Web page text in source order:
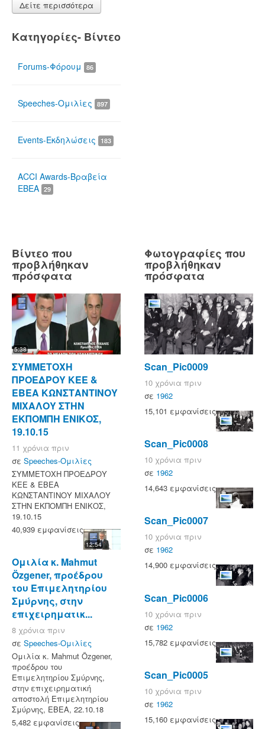
Δείτε περισσότερα
Κατηγορίες- Βίντεο
Forums-Φόρουμ 86
Speeches-Ομιλίες 897
Events-Εκδηλώσεις 183
ACCI Awards-Βραβεία
ΕΒΕΑ 29
Βίντεο που
προβλήθηκαν
πρόσφατα
5:38
ΣΥΜΜΕΤΟΧΗ
ΠΡΟΕΔΡΟΥ ΚΕΕ &
ΕΒΕΑ ΚΩΝΣΤΑΝΤΙΝΟΥ
ΜΙΧΑΛΟΥ ΣΤΗΝ
ΕΚΠΟΜΠΗ ΕΝΙΚΟΣ,
19.10.15
11 χρόνια πριν
σε Speeches-Ομιλίες
ΣΥΜΜΕΤΟΧΗ ΠΡΟΕΔΡΟΥ
ΚΕΕ & ΕΒΕΑ
ΚΩΝΣΤΑΝΤΙΝΟΥ ΜΙΧΑΛΟΥ
ΣΤΗΝ ΕΚΠΟΜΠΗ ΕΝΙΚΟΣ,
19.10.15
40,939 εμφανίσεις
12:54
Ομιλία κ. Mahmut
Özgener, προέδρου
του Επιμελητηρίου
Σμύρνης, στην
επιχειρηματικ...
8 χρόνια πριν
σε Speeches-Ομιλίες
Ομιλία κ. Mahmut Özgener,
προέδρου του
Επιμελητηρίου Σμύρνης,
στην επιχειρηματική
αποστολή Επιμελητηρίου
Σμύρνης, ΕΒΕΑ, 22.10.18
5,482 εμφανίσεις
Φωτογραφίες που
προβλήθηκαν
πρόσφατα
Scan_Pic0009
10 χρόνια πριν
σε 1962
15,101 εμφανίσεις
Scan_Pic0008
10 χρόνια πριν
σε 1962
14,643 εμφανίσεις
Scan_Pic0007
10 χρόνια πριν
σε 1962
14,900 εμφανίσεις
Scan_Pic0006
10 χρόνια πριν
σε 1962
15,782 εμφανίσεις
Scan_Pic0005
10 χρόνια πριν
σε 1962
15,160 εμφανίσεις